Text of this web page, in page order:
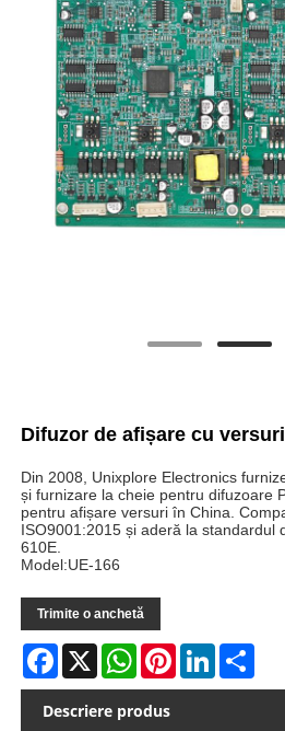
Difuzor de afișare cu
Din 2008, Unixplore Electronics
și furnizare la cheie pentru difuzoare
pentru afișare versuri în China.
ISO9001:2015 și aderă la standardul
610E.
Model:UE-166
Trimite o anchetă
Facebook
X WhatsAppPinterestLinkedIn
Descriere produs